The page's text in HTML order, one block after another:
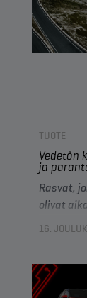
TUOTE
Vedetön
ja
Rasvat,
olivat
uuteen
korkea
16.